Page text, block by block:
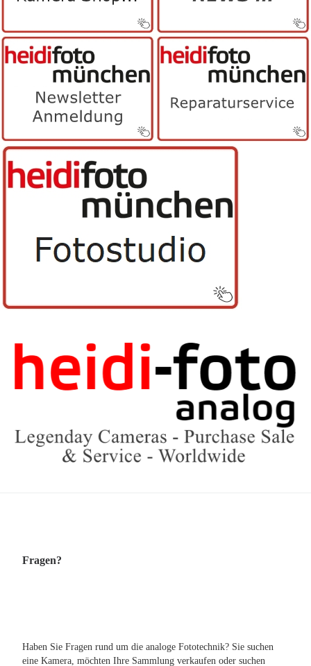
Fragen?
Haben Sie Fragen rund um die analoge Fototechnik? Sie suchen
eine Kamera, möchten Ihre Sammlung verkaufen oder suchen